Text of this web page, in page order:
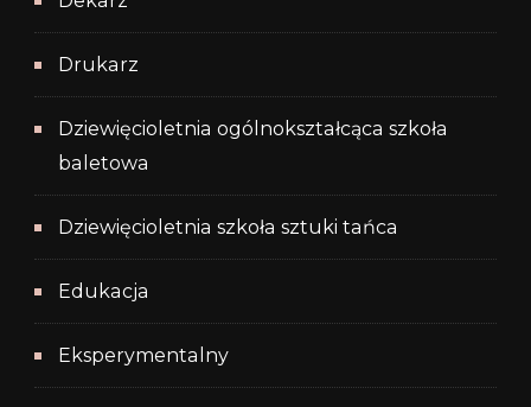
Drukarz
Dziewięcioletnia ogólnokształcąca szkoła
baletowa
Dziewięcioletnia szkoła sztuki tańca
Edukacja
Eksperymentalny